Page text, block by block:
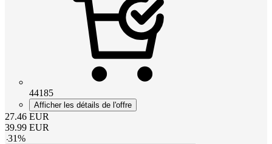
44185
Afficher les détails de l'offre
27.46 EUR
39.99 EUR
-31%